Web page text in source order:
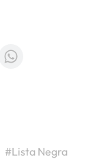
#Lista Negra